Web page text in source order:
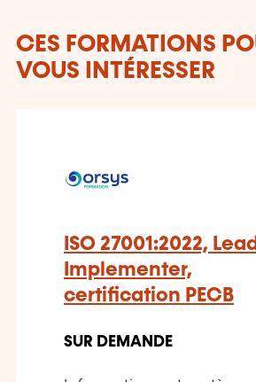
CES FORMATIONS
VOUS INTÉRESSER
ISO 27001:2022, Lead
Implementer,
certification PECB
SUR DEMANDE